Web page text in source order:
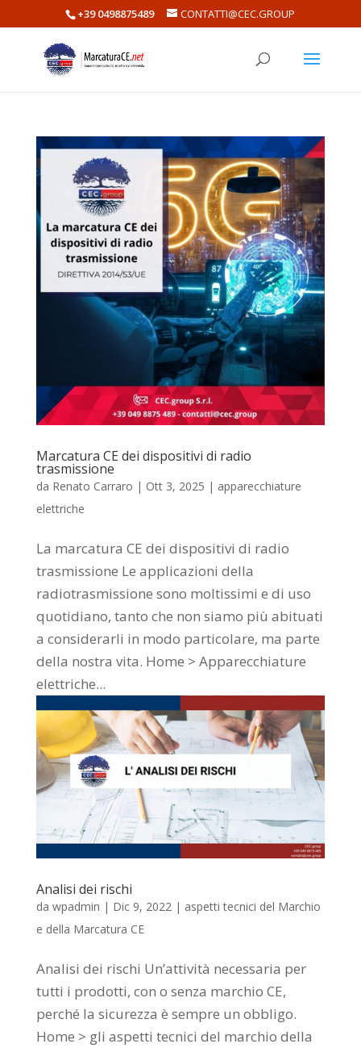
+39 0498875489 CONTATTI@CEC.GROUP
Marcatura CE dei dispositivi di radio
trasmissione
da Renato Carraro | Ott 3, 2025 | apparecchiature
elettriche
La marcatura CE dei dispositivi di radio
trasmissione Le applicazioni della
radiotrasmissione sono moltissimi e di uso
quotidiano, tanto che non siamo più abituati
a considerarli in modo particolare, ma parte
della nostra vita. Home > Apparecchiature
elettriche...
Analisi dei rischi
da wpadmin | Dic 9, 2022| aspetti tecnici del Marchio
e della Marcatura CE
Analisi dei rischi Un’attività necessaria per
tutti i prodotti, con o senza marchio CE,
perché la sicurezza è sempre un obbligo.
Home > gli aspetti tecnici del marchio della